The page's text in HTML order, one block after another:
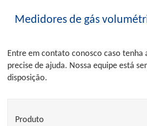
Medidores de gás
Entre em contato conosco caso tenha
precise de ajuda. Nossa equipe está
disposição.
Produto